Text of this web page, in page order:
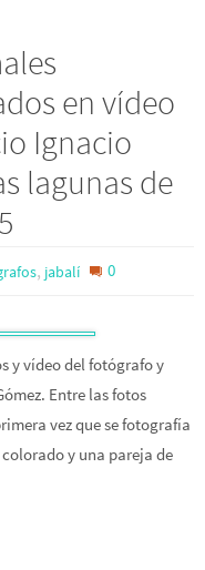
en vídeo
Ignacio
lagunas de
, jabalí 0
y vídeo del fotógrafo y
Entre las fotos
vez que se fotografía
y una pareja de